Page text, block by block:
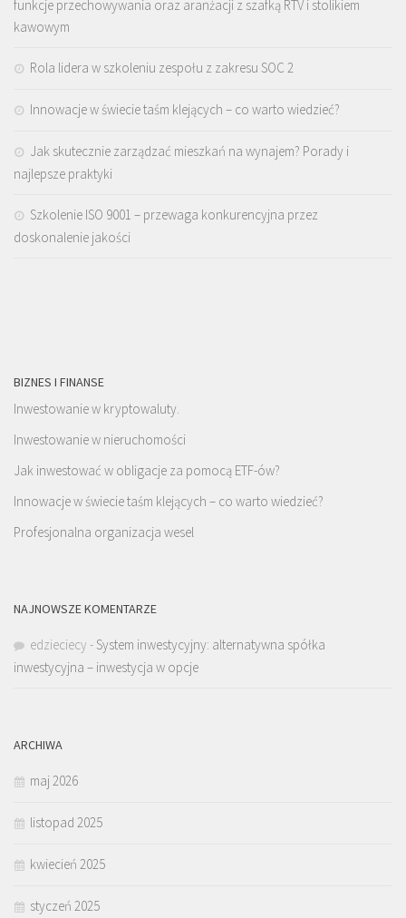
funkcje przechowywania oraz aranżacji z szafką RTV i stolikiem
kawowym
Rola lidera w szkoleniu zespołu z zakresu SOC 2
Innowacje w świecie taśm klejących – co warto wiedzieć?
Jak skutecznie zarządzać mieszkań na wynajem? Porady i
najlepsze praktyki
Szkolenie ISO 9001 – przewaga konkurencyjna przez
doskonalenie jakości
BIZNES I FINANSE
Inwestowanie w kryptowaluty.
Inwestowanie w nieruchomości
Jak inwestować w obligacje za pomocą ETF-ów?
Innowacje w świecie taśm klejących – co warto wiedzieć?
Profesjonalna organizacja wesel
NAJNOWSZE KOMENTARZE
edzieciecy - System inwestycyjny: alternatywna spółka
inwestycyjna – inwestycja w opcje
ARCHIWA
maj 2026
listopad 2025
kwiecień 2025
styczeń 2025